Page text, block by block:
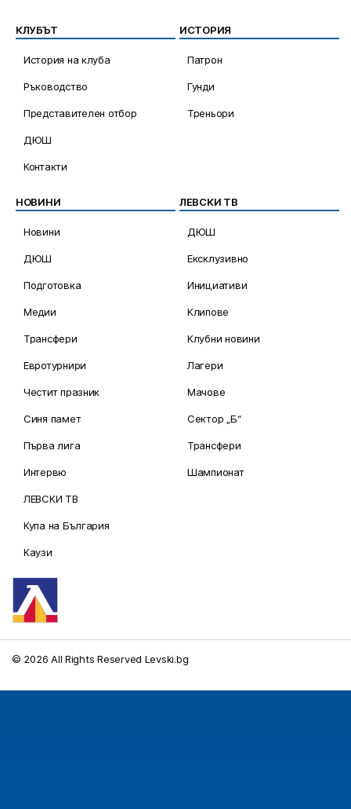
КЛУБЪТ
История на клуба
Ръководство
Представителен отбор
ДЮШ
Контакти
ИСТОРИЯ
Патрон
Гунди
Треньори
НОВИНИ
Новини
ДЮШ
Подготовка
Медии
Трансфери
Евротурнири
Честит празник
Синя памет
Първа лига
Интервю
ЛЕВСКИ ТВ
Купа на България
Каузи
ЛЕВСКИ ТВ
ДЮШ
Ексклузивно
Инициативи
Клипове
Клубни новини
Лагери
Мачове
Сектор „Б“
Трансфери
Шампионат
© 2026 All Rights Reserved Levski.bg